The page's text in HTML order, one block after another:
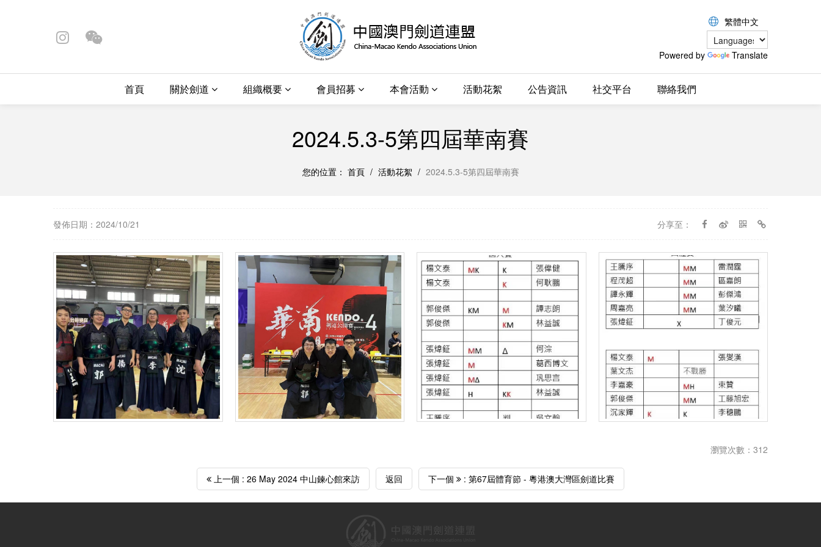
繁體中文
Powered by Translate
首頁 關於劍道 組織概要 會員招募 本會活動 活動花絮 公告資訊 社交平台 聯絡我們
2024.5.3-5第四屆華南賽
您的位置： 首頁 / 活動花絮 / 2024.5.3-5第四屆華南賽
發佈日期：2024/10/21 分享至：
瀏覽次數：312
上一個 : 26 May 2024 中山鍊心館來訪 返回 下一個 : 第67屆體育節 - 粵港澳大灣區劍道比賽